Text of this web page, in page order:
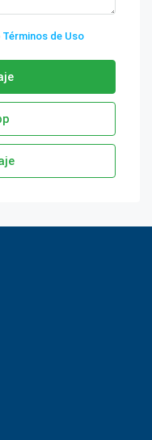
Términos de Uso